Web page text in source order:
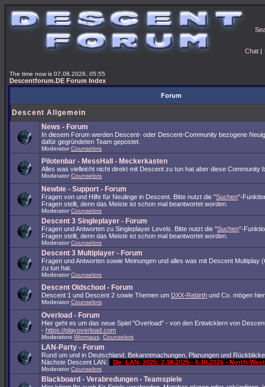
Chat |
The time now is 07.08.2026, 05:55
Descentforum.DE Forum Index
Forum
Descent Allgemein
News - Forum
In diesem Forum werden Descent- oder Descent-Community bezogene
dafür gegründeten Team gepostet.
Moderator Counselors
Pilotenbar - MessHall - Meckerkasten
Alles was vielleicht nicht direkt mit Descent zu tun hat aber diese Community
Moderator Counselors
Newbie - Support - Forum
Fragen von und Hilfe für Neulinge in Descent. Bitte nutzt die "Suchen"-
Fragen stellt, denn das Meiste ist schon mal beantwortet worden.
Moderator Counselors
Descent 3 Singleplayer - Forum
Fragen und Antworten zu Singleplayer Levels. Bitte nutzt die "Suchen"-
Fragen stellt, denn das Meiste ist schon mal beantwortet worden.
Moderator Counselors
Descent 3 Multiplayer - Forum
Fragen und Antworten sowie Meinungen und alles was mit Descent Multiplay
zu tun hat.
Moderator Counselors
Descent Oldschool - Forum
Descent 1 und Descent 2 sowie Themen um DXX-Rebirth und Co. mögen
Moderator Counselors
Overload - Forum
Hier geht es um das neue Spiel "Overload" - von den Entwicklern von
- https://playoverload.com
Moderators Wormaus Counselors
LAN-Party - Forum
Rund um und in Deutschland. Bekanntmachungen, Planungen und
Nächste Descent LAN:
Do_LAN_2025: 2.10.2025 - 6.10.2025 - North-
Moderator Counselors
Blackboard - Verabredungen - Teamspiele